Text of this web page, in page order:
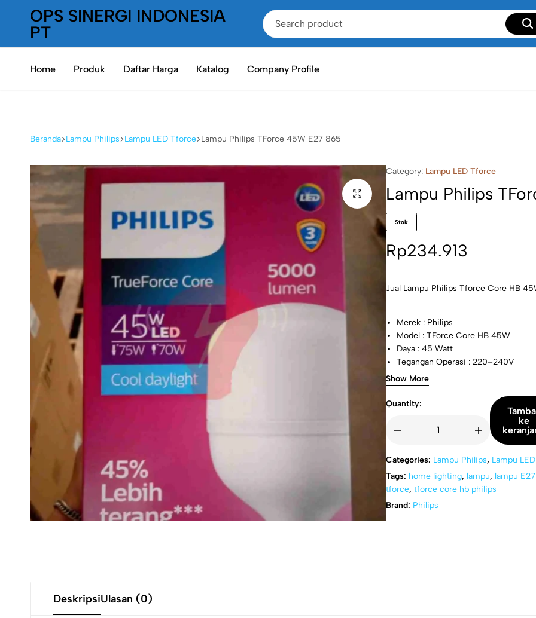
OPS SINERGI INDONESIA
PT
PT
SInergi
Oneplaceshop
Home Produk Daftar Harga Katalog Company Profile
Beranda Lampu Philips Lampu LED Tforce Lampu Philips TForce 45W E27 865
Category: Lampu LED Tforce
Lampu Philips
Stok
Rp234.913
Jual Lampu Philips Tforce Core HB
Merek : Philips
Model : TForce Core HB 45W
Daya : 45 Watt
Tegangan Operasi : 220–240V
Fitting : E27
Suhu Warna: 6500K (Cool Daylight)
Show More
Quantity:
ke
Categories: Lampu Philips, Lampu
Tags: home lighting, lampu, lampu
tforce, tforce core hb philips
Brand: Philips
DeskripsiUlasan (0)